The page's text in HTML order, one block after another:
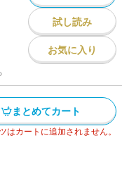
試し読み
お気に入り
まとめてカート
カートに追加されません。